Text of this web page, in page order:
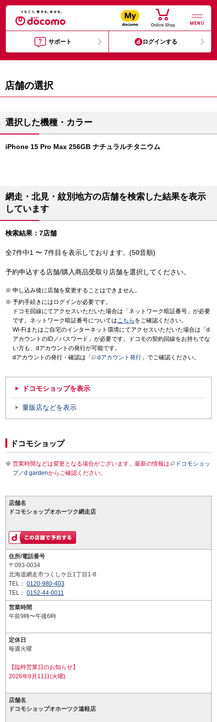
MENU
サポート ログインする
店舗の選択
選択した機種・カラー
iPhone 15 Pro Max 256GB ナチュラルチタニウム
網走・北見・紋別地方の店舗を検索した結果を表示
しています
検索結果：7店舗
全7件中1 〜 7件目を表示しております。(50音順)
予約申込する店舗/購入商品受取り店舗を選択してください。
申し込み後に店舗を変更することはできません。
予約手続きにはログインが必要です。
ドコモ回線にてアクセスいただいた場合は「ネットワーク暗証番号」が必要
です。ネットワーク暗証番号についてはこちら をご確認ください。
Wi-Fiまたはご自宅のインターネット環境にてアクセスいただいた場合は「d
アカウントのID／パスワード」が必要です。ドコモの契約回線をお持ちでな
い方も、dアカウントの発行が可能です。
dアカウントの発行・確認は「
dアカウント発行 」でご確認ください。
ドコモショップを表示
量販店などを表示
ドコモショップ
営業時間などは変更となる場合がございます。最新の情報は
ドコモショッ
プ／d gardenからご確認ください。
店舗名
ドコモショップオホーツク網走店
住所/電話番号
〒093-0034
北海道網走市つくしケ丘1丁目1-8
TEL： 0120-980-403
TEL： 0152-44-0011
営業時間
午前9時〜午後6時
定休日
毎週火曜
【臨時営業日のお知らせ】
2026年8月11日(火曜)
店舗名
ドコモショップオホーツク遠軽店